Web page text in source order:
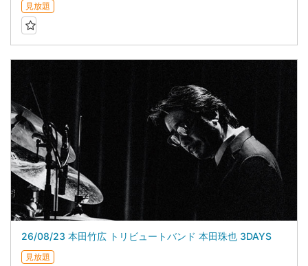
見放題
26/08/23 本田竹広 トリビュートバンド 本田珠也 3DAYS
見放題